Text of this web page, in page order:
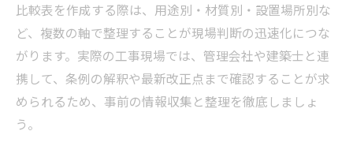
比較表を作成する際は、用途別・材質別・設置場所別な
ど、複数の軸で整理することが現場判断の迅速化につな
がります。実際の工事現場では、管理会社や建築士と連
携して、条例の解釈や最新改正点まで確認することが求
められるため、事前の情報収集と整理を徹底しましょ
う。